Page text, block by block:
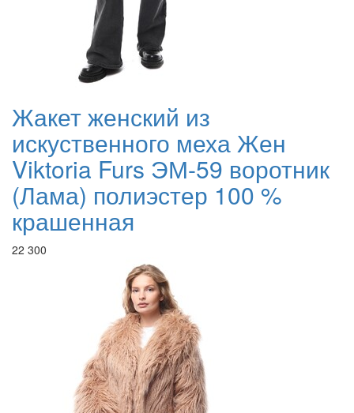
Жакет женский из
искуственного меха Жен
Viktoria Furs ЭМ-59 воротник
(Лама) полиэстер 100 %
крашенная
22 300